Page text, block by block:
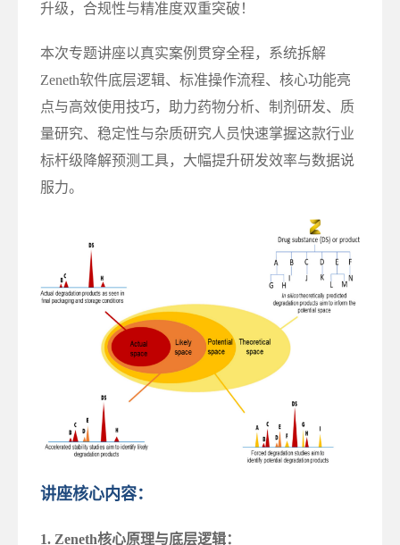
升级，合规性与精准度双重突破！
本次专题讲座以真实案例贯穿全程，系统拆解
Zeneth软件底层逻辑、标准操作流程、核心功能亮
点与高效使用技巧，助力药物分析、制剂研发、质
量研究、稳定性与杂质研究人员快速掌握这款行业
标杆级降解预测工具，大幅提升研发效率与数据说
服力。
讲座核心内容：
1. Zeneth核心原理与底层逻辑：